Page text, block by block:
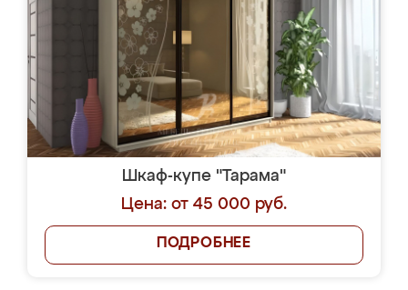
Шкаф-купе "Тарама"
Цена: от 45 000 руб.
ПОДРОБНЕЕ